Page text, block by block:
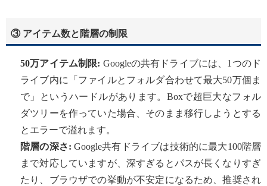
③ アイテム数と階層の制限
50万アイテム制限: Googleの共有ドライブには、1つのド
ライブ内に「ファイルとフォルダ合わせて最大50万個ま
で」というハードルがあります。Boxで超巨大なフォル
ダツリーを作っていた場合、そのまま移行しようとする
とエラーで溢れます。
階層の深さ: Google共有ドライブは技術的に最大100階層
まで対応していますが、深すぎるとパスが長くなりすぎ
たり、ブラウザでの挙動が不安定になるため、推奨され